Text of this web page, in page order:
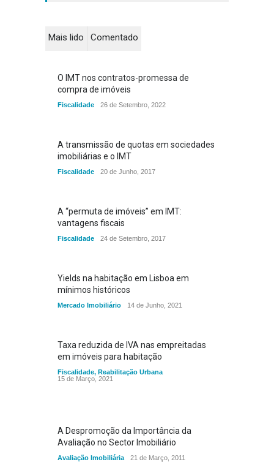
Mais lido Comentado
O IMT nos contratos-promessa de
compra de imóveis
Fiscalidade 26 de Setembro, 2022
A transmissão de quotas em sociedades
imobiliárias e o IMT
Fiscalidade 20 de Junho, 2017
A “permuta de imóveis” em IMT:
vantagens fiscais
Fiscalidade 24 de Setembro, 2017
Yields na habitação em Lisboa em
mínimos históricos
Mercado Imobiliário 14 de Junho, 2021
Taxa reduzida de IVA nas empreitadas
em imóveis para habitação
Fiscalidade, Reabilitação Urbana
15 de Março, 2021
A Despromoção da Importância da
Avaliação no Sector Imobiliário
Avaliação Imobiliária 21 de Março, 2011